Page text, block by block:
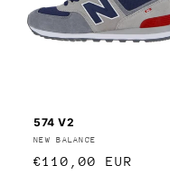
574 V2
Anbieter:
NEW BALANCE
Normaler
€110,00 EUR